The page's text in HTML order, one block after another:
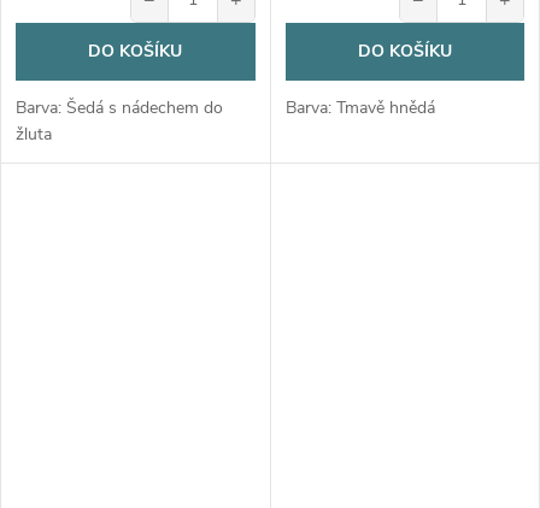
DO KOŠÍKU
Barva: Šedá s nádechem do
žluta
DO KOŠÍKU
Barva: Tmavě hnědá